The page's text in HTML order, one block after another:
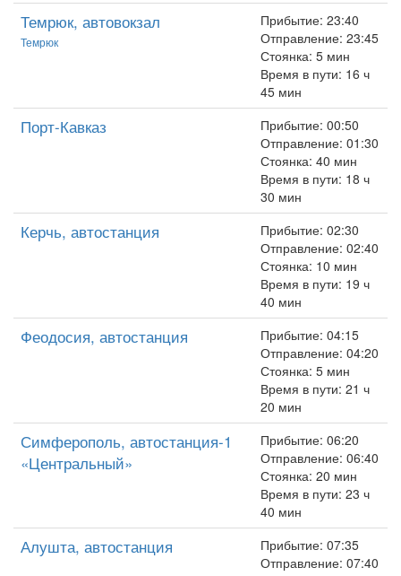
Темрюк, автовокзал
Темрюк
Прибытие: 23:40
Отправление: 23:45
Стоянка: 5 мин
Время в пути: 16 ч
45 мин
Порт-Кавказ
Прибытие: 00:50
Отправление: 01:30
Стоянка: 40 мин
Время в пути: 18 ч
30 мин
Керчь, автостанция
Прибытие: 02:30
Отправление: 02:40
Стоянка: 10 мин
Время в пути: 19 ч
40 мин
Феодосия, автостанция
Прибытие: 04:15
Отправление: 04:20
Стоянка: 5 мин
Время в пути: 21 ч
20 мин
Симферополь, автостанция-1
«Центральный»
Прибытие: 06:20
Отправление: 06:40
Стоянка: 20 мин
Время в пути: 23 ч
40 мин
Алушта, автостанция
Прибытие: 07:35
Отправление: 07:40